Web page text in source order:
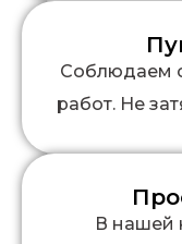
Соблюдаем
работ. Не
В нашей